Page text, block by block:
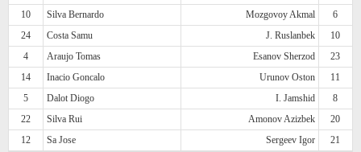
10
Silva Bernardo Mozgovoy Akmal
6
24
Costa Samu J. Ruslanbek
10
4
Araujo Tomas Esanov Sherzod
23
14
Inacio Goncalo Urunov Oston
11
5
Dalot Diogo I. Jamshid
8
22
Silva Rui Amonov Azizbek
20
12
Sa Jose Sergeev Igor 21